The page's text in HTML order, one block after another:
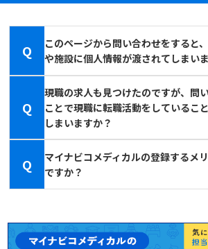
Q
このページから問い合わせをすると
や施設に個人情報が渡されてしまい
Q
現職の求人も見つけたのですが、問
ことで現職に転職活動をしているこ
しまいますか？
Q
マイナビコメディカルの登録するメ
ですか？